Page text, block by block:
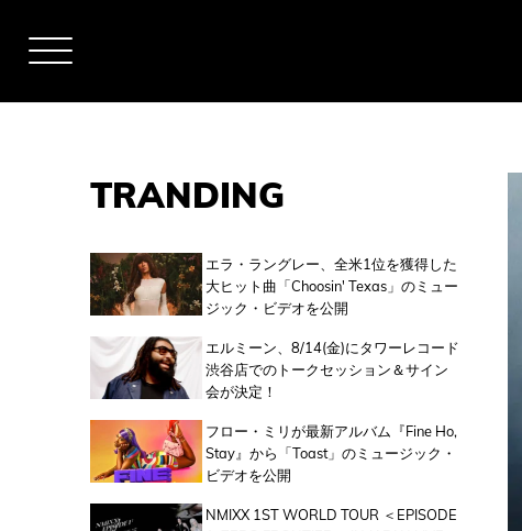
TRANDING
エラ・ラングレー、全米1位を獲得した
大ヒット曲「Choosin' Texas」のミュー
ジック・ビデオを公開
エルミーン、8/14(金)にタワーレコード
渋谷店でのトークセッション＆サイン
会が決定！
フロー・ミリが最新アルバム『Fine Ho,
Stay』から「Toast」のミュージック・
ビデオを公開
NMIXX 1ST WORLD TOUR ＜EPISODE